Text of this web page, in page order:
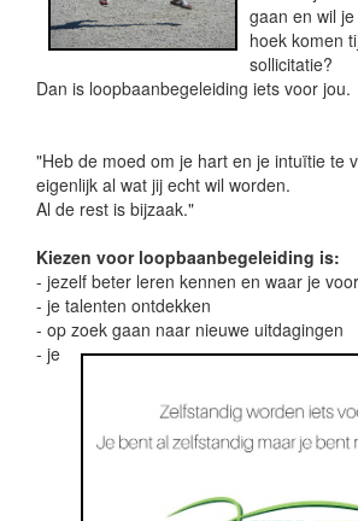
gaan en wil
hoek komen
sollicitatie?
Dan is loopbaanbegeleiding iets voor jou.
"Heb de moed om je hart en je intuïtie te
eigenlijk al wat jij echt wil worden.
Al de rest is bijzaak."
Kiezen voor loopbaanbegeleiding is:
- jezelf beter leren kennen en waar je
- je talenten ontdekken
- op zoek gaan naar nieuwe
- je